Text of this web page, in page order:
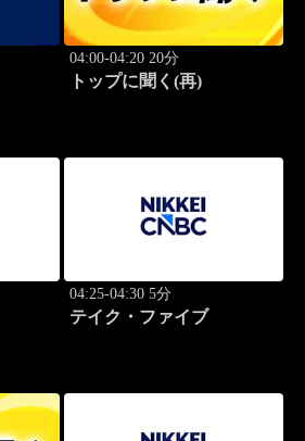
04:00-04:20 20分
トップに聞く(再)
04:25-04:30 5分
テイク・ファイブ